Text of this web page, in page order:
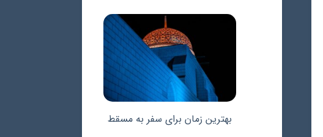
بهترین زمان برای سفر به مسقط